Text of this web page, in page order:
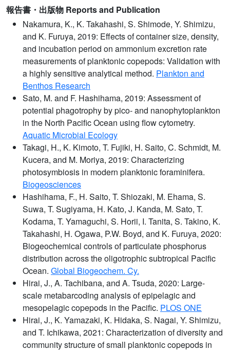
報告書・出版物 Reports and Publication
Nakamura, K., K. Takahashi, S. Shimode, Y. Shimizu,
and K. Furuya, 2019: Effects of container size, density,
and incubation period on ammonium excretion rate
measurements of planktonic copepods: Validation with
a highly sensitive analytical method. Plankton and
Benthos Research
Sato, M. and F. Hashihama, 2019: Assessment of
potential phagotrophy by pico- and nanophytoplankton
in the North Pacific Ocean using flow cytometry.
Aquatic Microbial Ecology
Takagi, H., K. Kimoto, T. Fujiki, H. Saito, C. Schmidt, M.
Kucera, and M. Moriya, 2019: Characterizing
photosymbiosis in modern planktonic foraminifera.
Biogeosciences
Hashihama, F., H. Saito, T. Shiozaki, M. Ehama, S.
Suwa, T. Sugiyama, H. Kato, J. Kanda, M. Sato, T.
Kodama, T. Yamaguchi, S. Horii, I. Tanita, S. Takino, K.
Takahashi, H. Ogawa, P.W. Boyd, and K. Furuya, 2020:
Biogeochemical controls of particulate phosphorus
distribution across the oligotrophic subtropical Pacific
Ocean. Global Biogeochem. Cy.
Hirai, J., A. Tachibana, and A. Tsuda, 2020: Large-
scale metabarcoding analysis of epipelagic and
mesopelagic copepods in the Pacific. PLOS ONE
Hirai, J., K. Yamazaki, K. Hidaka, S. Nagai, Y. Shimizu,
and T. Ichikawa, 2021: Characterization of diversity and
community structure of small planktonic copepods in